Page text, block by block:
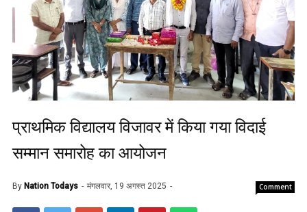
प्राथमिक विद्यालय विजावर में किया गया विदाई
सम्मान समारोह का आयोजन
By Nation Todays मंगलवार, 19 अगस्त 2025 Comment